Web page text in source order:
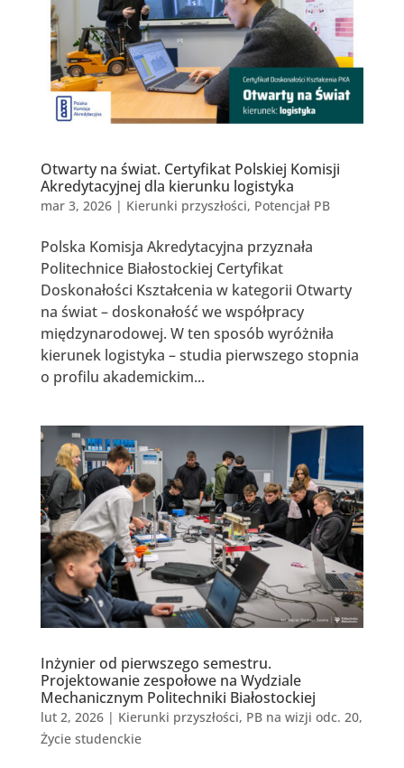
Otwarty na świat. Certyfikat Polskiej Komisji
Akredytacyjnej dla kierunku logistyka
mar 3, 2026| Kierunki przyszłości, Potencjał PB
Polska Komisja Akredytacyjna przyznała
Politechnice Białostockiej Certyfikat
Doskonałości Kształcenia w kategorii Otwarty
na świat – doskonałość we współpracy
międzynarodowej. W ten sposób wyróżniła
kierunek logistyka – studia pierwszego stopnia
o profilu akademickim...
Inżynier od pierwszego semestru.
Projektowanie zespołowe na Wydziale
Mechanicznym Politechniki Białostockiej
lut 2, 2026| Kierunki przyszłości, PB na wizji odc. 20,
Życie studenckie